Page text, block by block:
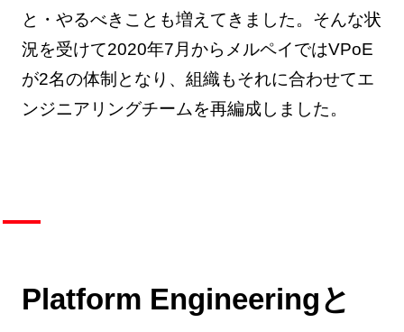
と・やるべきことも増えてきました。そんな状
況を受けて2020年7月からメルペイではVPoE
が2名の体制となり、組織もそれに合わせてエ
ンジニアリングチームを再編成しました。
Platform Engineeringと